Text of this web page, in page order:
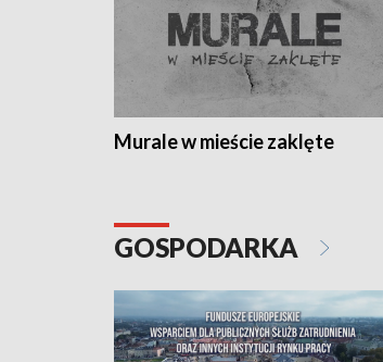
Murale w mieście zaklęte
GOSPODARKA